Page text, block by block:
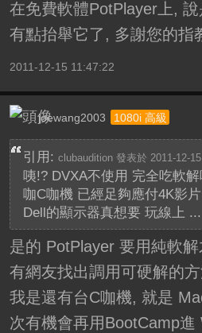
在免費軟體PotPlayer上,
有點抬舉它了, 多謝您的指
2011-12-15 11:47:22
joewang2003 1080i 高級
引用: clubaudition 發表於 2011-12-
咦!? DVXA不使用 完全吃軟
咖C咖機 已經足夠應付4K影片
Dell的顯示器真想要 玩線上 ...
是的 PotPlayer 要用純軟
有網友找出調用可硬解的
我是還有台C咖機, 就是
次有機會再用BootCamp進